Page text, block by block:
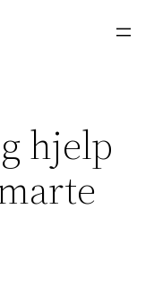
hjelp